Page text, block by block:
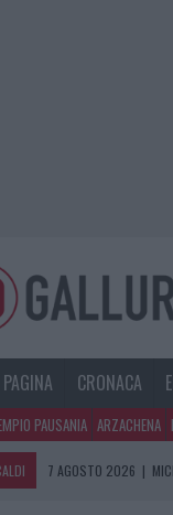
CRONACA
PAUSANIA ARZACHENA
7 AGOSTO 2026 |